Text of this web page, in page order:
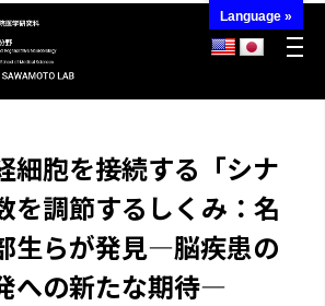
細胞を接続する「シナ
を調節するしくみ：名
生らが発見―脳疾患の
への新たな期待―
Language »